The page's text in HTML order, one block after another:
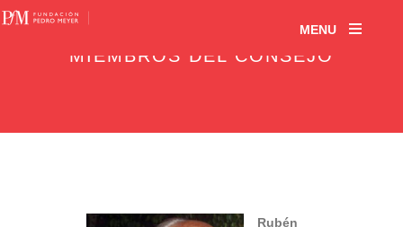
MENU
MIEMBROS DEL CONSEJO
Rubén